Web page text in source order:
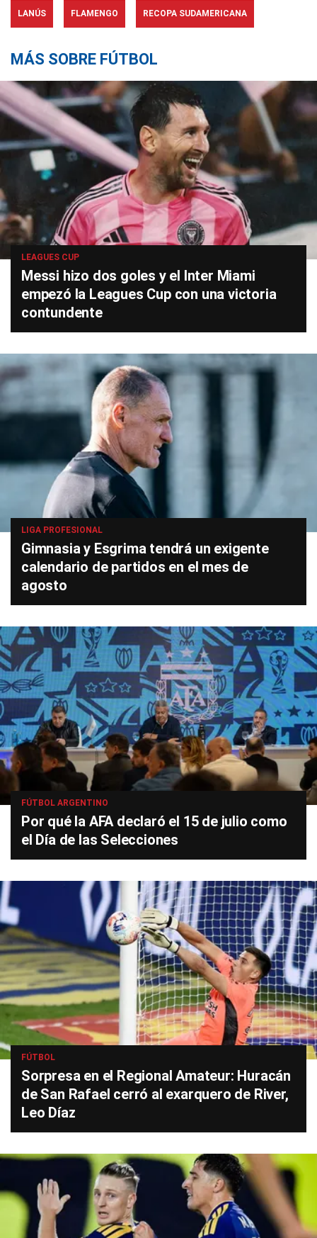
LANÚS FLAMENGO RECOPA SUDAMERICANA
MÁS SOBRE FÚTBOL
LEAGUES CUP
Messi hizo dos goles y el Inter Miami
empezó la Leagues Cup con una victoria
contundente
LIGA PROFESIONAL
Gimnasia y Esgrima tendrá un exigente
calendario de partidos en el mes de
agosto
FÚTBOL ARGENTINO
Por qué la AFA declaró el 15 de julio como
el Día de las Selecciones
FÚTBOL
Sorpresa en el Regional Amateur: Huracán
de San Rafael cerró al exarquero de River,
Leo Díaz